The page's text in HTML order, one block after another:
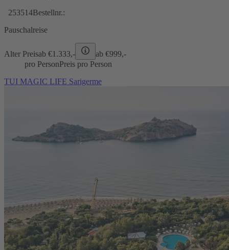
253514Bestellnr.:
Pauschalreise
Alter Preisab €1.333,- ab €999,-
pro PersonPreis pro Person
TUI MAGIC LIFE Sarigerme